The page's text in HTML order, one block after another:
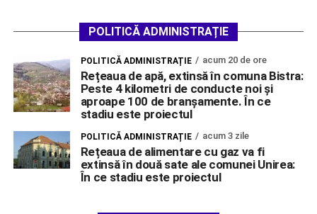
POLITICĂ ADMINISTRAȚIE
POLITICĂ ADMINISTRAȚIE acum 20 de ore
Rețeaua de apă, extinsă în comuna Bistra:
Peste 4 kilometri de conducte noi și
aproape 100 de branșamente. În ce
stadiu este proiectul
POLITICĂ ADMINISTRAȚIE acum 3 zile
Rețeaua de alimentare cu gaz va fi
extinsă în două sate ale comunei Unirea:
În ce stadiu este proiectul